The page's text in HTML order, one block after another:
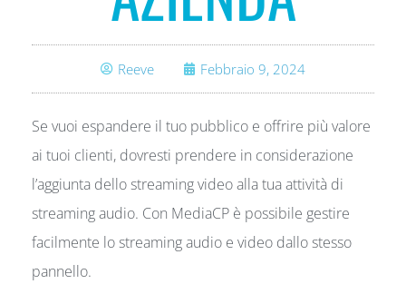
Reeve Febbraio 9, 2024
Se vuoi espandere il tuo pubblico e offrire più valore
ai tuoi clienti, dovresti prendere in considerazione
l’aggiunta dello streaming video alla tua attività di
streaming audio. Con MediaCP è possibile gestire
facilmente lo streaming audio e video dallo stesso
pannello.